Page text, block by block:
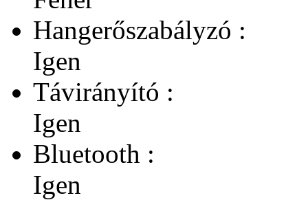
Hangerőszabályzó :
Igen
Távirányító :
Igen
Bluetooth :
Igen